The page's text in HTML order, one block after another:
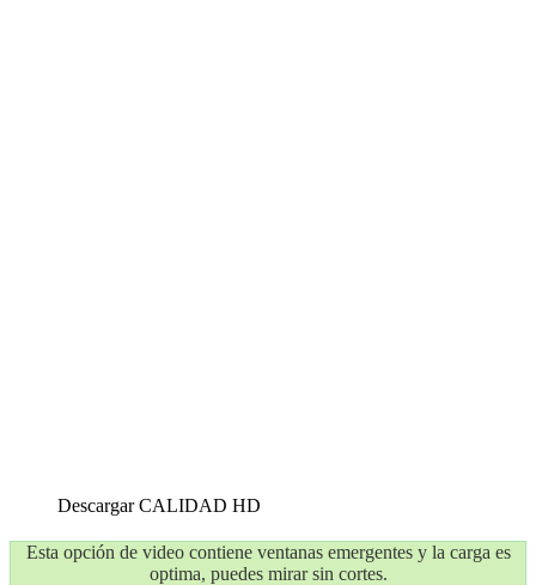
DescargarCALIDAD HD
Esta opción de video contiene ventanas emergentes y la carga es
optima, puedes mirar sin cortes.